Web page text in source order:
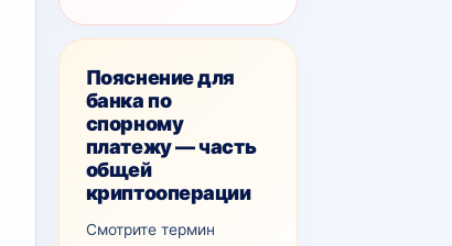
Пояснение для
банка по
спорному
платежу — часть
общей
криптооперации
Смотрите термин